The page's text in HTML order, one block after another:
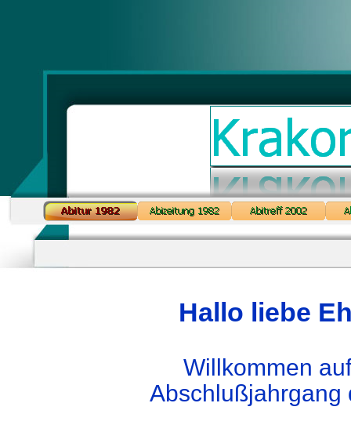
Hallo liebe
Willkommen
Abschlußjahrgang